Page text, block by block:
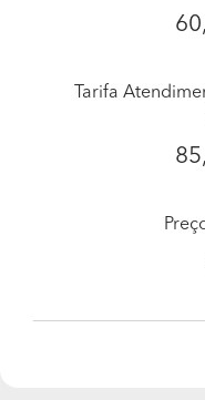
Tarifa